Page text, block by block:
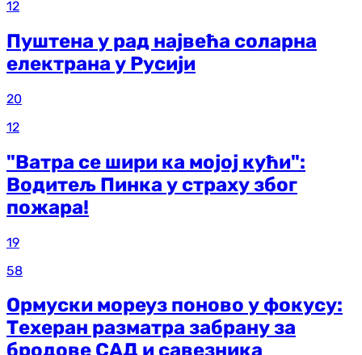
12
Пуштена у рад највећа соларна
електрана у Русији
20
12
"Ватра се шири ка мојој кући":
Водитељ Пинка у страху због
пожара!
19
58
Ормуски мореуз поново у фокусу:
Техеран разматра забрану за